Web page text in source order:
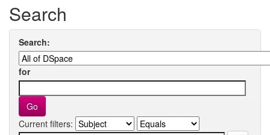
Search
Search:
for
Current filters: